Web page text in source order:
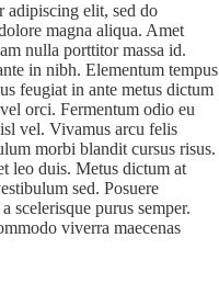
adipiscing elit, sed do
magna aliqua. Amet
nulla porttitor massa id.
in nibh. Elementum tempus
feugiat in ante metus dictum
orci. Fermentum odio eu
vel. Vivamus arcu felis
morbi blandit cursus risus.
leo duis. Metus dictum at
sed. Posuere
scelerisque purus semper.
viverra maecenas